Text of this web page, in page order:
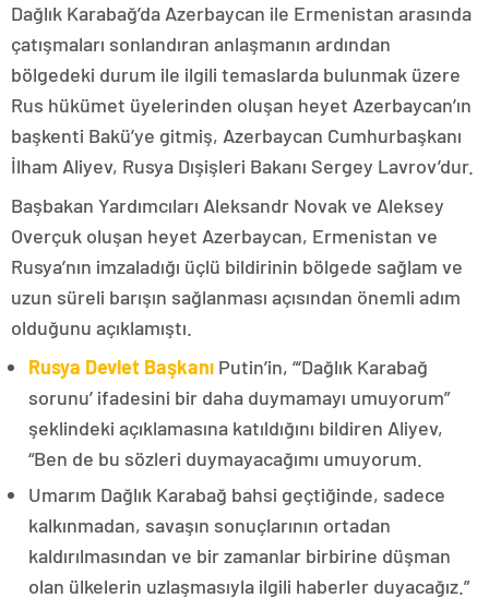
Dağlık Karabağ’da Azerbaycan ile Ermenistan arasında
çatışmaları sonlandıran anlaşmanın ardından
bölgedeki durum ile ilgili temaslarda bulunmak üzere
Rus hükümet üyelerinden oluşan heyet Azerbaycan’ın
başkenti Bakü’ye gitmiş, Azerbaycan Cumhurbaşkanı
İlham Aliyev, Rusya Dışişleri Bakanı Sergey Lavrov’dur.
Başbakan Yardımcıları Aleksandr Novak ve Aleksey
Overçuk oluşan heyet Azerbaycan, Ermenistan ve
Rusya’nın imzaladığı üçlü bildirinin bölgede sağlam ve
uzun süreli barışın sağlanması açısından önemli adım
olduğunu açıklamıştı.
Rusya Devlet Başkanı Putin’in, “‘Dağlık Karabağ
sorunu’ ifadesini bir daha duymamayı umuyorum”
şeklindeki açıklamasına katıldığını bildiren Aliyev,
“Ben de bu sözleri duymayacağımı umuyorum.
Umarım Dağlık Karabağ bahsi geçtiğinde, sadece
kalkınmadan, savaşın sonuçlarının ortadan
kaldırılmasından ve bir zamanlar birbirine düşman
olan ülkelerin uzlaşmasıyla ilgili haberler duyacağız.”